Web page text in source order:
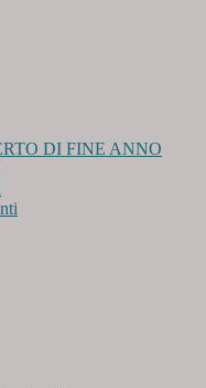
DI FINE ANNO